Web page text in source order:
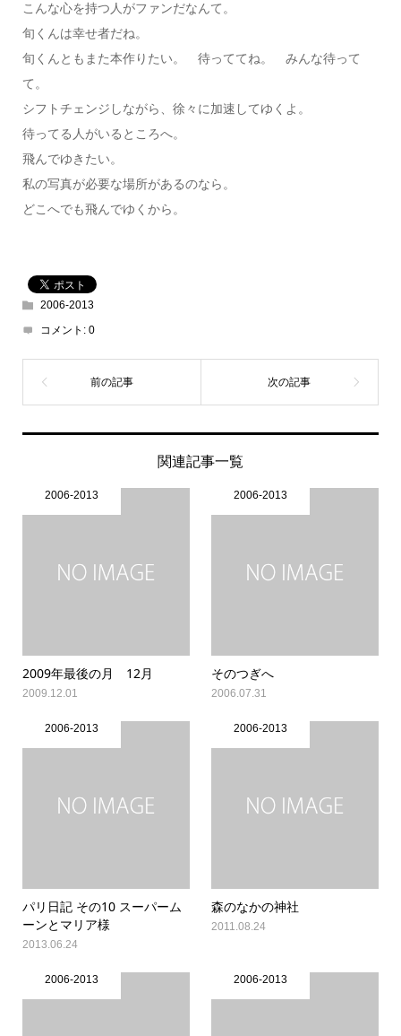
こんな心を持つ人がファンだなんて。
旬くんは幸せ者だね。
旬くんともまた本作りたい。 待っててね。 みんな待って
て。
シフトチェンジしながら、徐々に加速してゆくよ。
待ってる人がいるところへ。
飛んでゆきたい。
私の写真が必要な場所があるのなら。
どこへでも飛んでゆくから。
2006-2013
コメント: 0
関連記事一覧
2006-2013
2009年最後の月 12月
2009.12.01
2006-2013
そのつぎへ
2006.07.31
2006-2013
パリ日記 その10 スーパーム
ーンとマリア様
2013.06.24
2006-2013
森のなかの神社
2011.08.24
2006-2013 2006-2013